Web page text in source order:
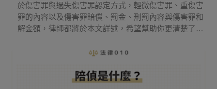
於傷害罪與過失傷害罪認定方式，輕微傷害罪、重傷害
罪的內容以及傷害罪賠償、罰金、刑罰內容與傷害罪和
解金額，律師都將於本文詳述，希望幫助你更清楚了解